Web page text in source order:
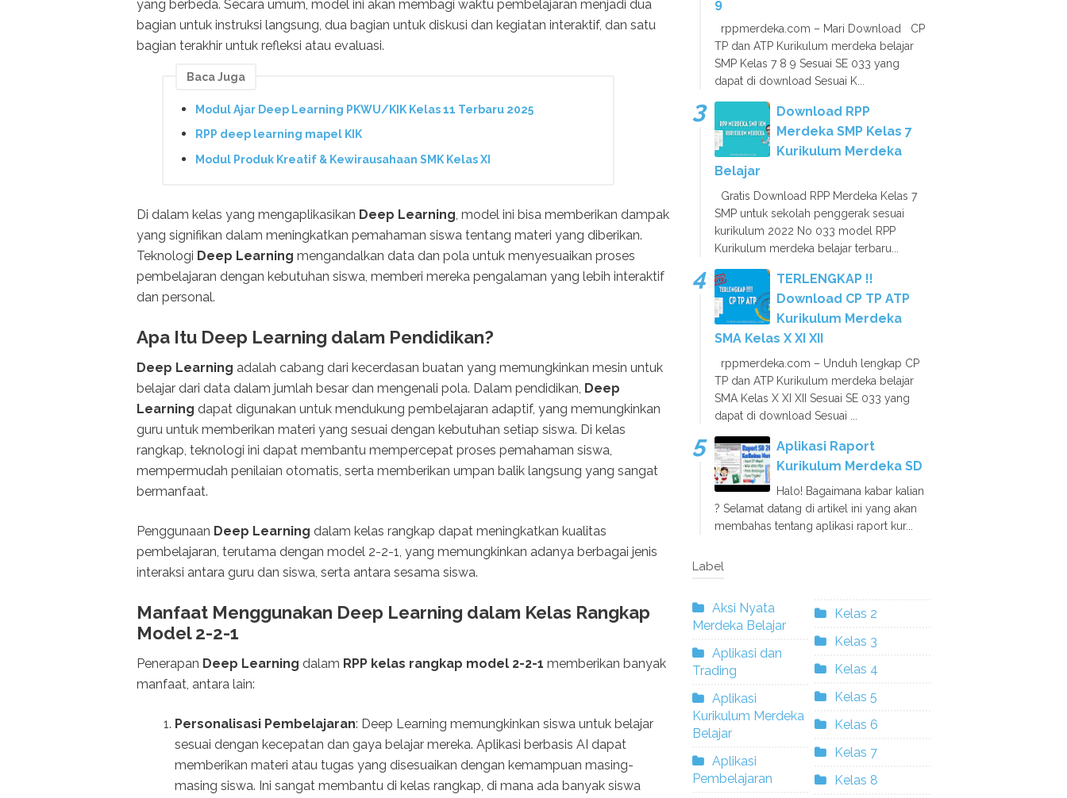
yang berbeda. Secara umum, model ini akan membagi waktu pembelajaran menjadi dua
bagian untuk instruksi langsung, dua bagian untuk diskusi dan kegiatan interaktif, dan satu
bagian terakhir untuk refleksi atau evaluasi.
Baca Juga
Modul Ajar Deep Learning PKWU/KIK Kelas 11 Terbaru 2025
RPP deep learning mapel KIK
Modul Produk Kreatif & Kewirausahaan SMK Kelas XI
Di dalam kelas yang mengaplikasikan Deep Learning , model ini bisa memberikan dampak
yang signifikan dalam meningkatkan pemahaman siswa tentang materi yang diberikan.
Teknologi Deep Learning mengandalkan data dan pola untuk menyesuaikan proses
pembelajaran dengan kebutuhan siswa, memberi mereka pengalaman yang lebih interaktif
dan personal.
Apa Itu Deep Learning dalam Pendidikan?
Deep Learning adalah cabang dari kecerdasan buatan yang memungkinkan mesin untuk
belajar dari data dalam jumlah besar dan mengenali pola. Dalam pendidikan, Deep
Learning dapat digunakan untuk mendukung pembelajaran adaptif, yang memungkinkan
guru untuk memberikan materi yang sesuai dengan kebutuhan setiap siswa. Di kelas
rangkap, teknologi ini dapat membantu mempercepat proses pemahaman siswa,
mempermudah penilaian otomatis, serta memberikan umpan balik langsung yang sangat
bermanfaat.
Penggunaan Deep Learning dalam kelas rangkap dapat meningkatkan kualitas
pembelajaran, terutama dengan model 2-2-1, yang memungkinkan adanya berbagai jenis
interaksi antara guru dan siswa, serta antara sesama siswa.
Manfaat Menggunakan Deep Learning dalam Kelas Rangkap
Model 2-2-1
Penerapan Deep Learning dalam RPP kelas rangkap model 2-2-1 memberikan banyak
manfaat, antara lain:
Personalisasi Pembelajaran: Deep Learning memungkinkan siswa untuk belajar
sesuai dengan kecepatan dan gaya belajar mereka. Aplikasi berbasis AI dapat
memberikan materi atau tugas yang disesuaikan dengan kemampuan masing-
masing siswa. Ini sangat membantu di kelas rangkap, di mana ada banyak siswa
9
rppmerdeka.com – Mari Download CP
TP dan ATP Kurikulum merdeka belajar
SMP Kelas 7 8 9 Sesuai SE 033 yang
dapat di download Sesuai K...
Download RPP
Merdeka SMP Kelas 7
Kurikulum Merdeka
Belajar
Gratis Download RPP Merdeka Kelas 7
SMP untuk sekolah penggerak sesuai
kurikulum 2022 No 033 model RPP
Kurikulum merdeka belajar terbaru...
TERLENGKAP !!
Download CP TP ATP
Kurikulum Merdeka
SMA Kelas X XI XII
rppmerdeka.com – Unduh lengkap CP
TP dan ATP Kurikulum merdeka belajar
SMA Kelas X XI XII Sesuai SE 033 yang
dapat di download Sesuai ...
Aplikasi Raport
Kurikulum Merdeka SD
Halo! Bagaimana kabar kalian
? Selamat datang di artikel ini yang akan
membahas tentang aplikasi raport kur...
Label
Aksi Nyata
Merdeka Belajar
Aplikasi dan
Trading
Aplikasi
Kurikulum Merdeka
Belajar
Aplikasi
Pembelajaran
Kelas 2
Kelas 3
Kelas 4
Kelas 5
Kelas 6
Kelas 7
Kelas 8